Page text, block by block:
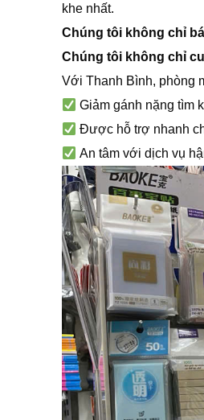
khe nhất.
Chúng tôi không chỉ
Chúng tôi không chỉ
Với Thanh Bình, phòng
Giảm gánh nặng tìm
Được hỗ trợ nhanh
An tâm với dịch vụ